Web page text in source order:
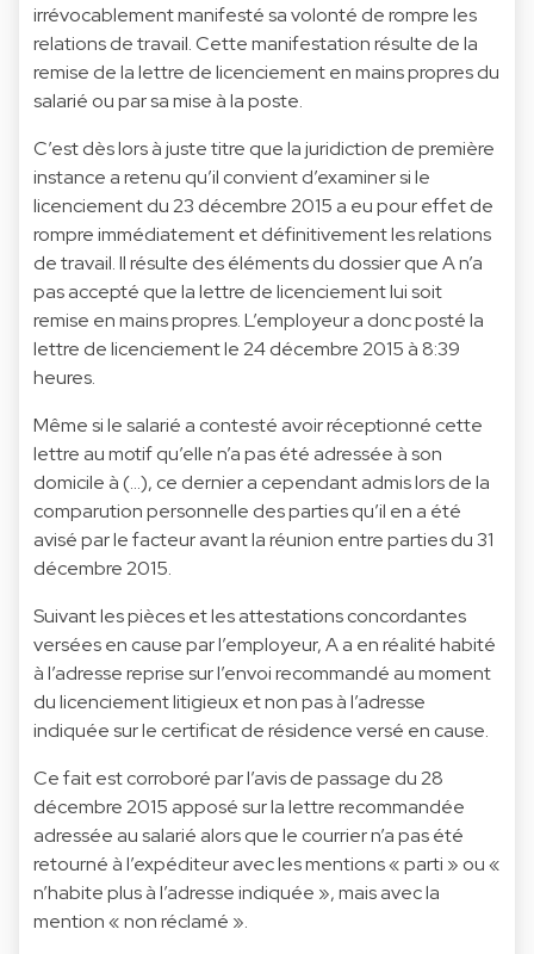
irrévocablement manifesté sa volonté de rompre les
relations de travail. Cette manifestation résulte de la
remise de la lettre de licenciement en mains propres du
salarié ou par sa mise à la poste.
C’est dès lors à juste titre que la juridiction de première
instance a retenu qu’il convient d’examiner si le
licenciement du 23 décembre 2015 a eu pour effet de
rompre immédiatement et définitivement les relations
de travail. Il résulte des éléments du dossier que A n’a
pas accepté que la lettre de licenciement lui soit
remise en mains propres. L’employeur a donc posté la
lettre de licenciement le 24 décembre 2015 à 8:39
heures.
Même si le salarié a contesté avoir réceptionné cette
lettre au motif qu’elle n’a pas été adressée à son
domicile à (…), ce dernier a cependant admis lors de la
comparution personnelle des parties qu’il en a été
avisé par le facteur avant la réunion entre parties du 31
décembre 2015.
Suivant les pièces et les attestations concordantes
versées en cause par l’employeur, A a en réalité habité
à l’adresse reprise sur l’envoi recommandé au moment
du licenciement litigieux et non pas à l’adresse
indiquée sur le certificat de résidence versé en cause.
Ce fait est corroboré par l’avis de passage du 28
décembre 2015 apposé sur la lettre recommandée
adressée au salarié alors que le courrier n’a pas été
retourné à l’expéditeur avec les mentions « parti » ou «
n’habite plus à l’adresse indiquée », mais avec la
mention « non réclamé ».